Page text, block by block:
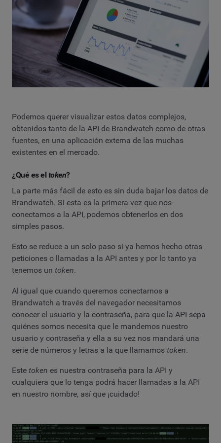
Podemos querer visualizar estos datos complejos,
obtenidos tanto de la API de Brandwatch como de otras
fuentes, en una aplicación externa de las muchas
existentes en el mercado.
¿Qué es eltoken?
La parte más fácil de esto es sin duda bajar los datos de
Brandwatch. Si esta es la primera vez que nos
conectamos a la API, podemos obtenerlos en dos
simples pasos.
Esto se reduce a un solo paso si ya hemos hecho otras
peticiones o llamadas a la API antes y por lo tanto ya
tenemos un token.
Al igual que cuando queremos conectarnos a
Brandwatch a través del navegador necesitamos
conocer el usuario y la contraseña, para que la API sepa
quiénes somos necesita que le mandemos nuestro
usuario y contraseña y ella a su vez nos mandará una
serie de números y letras a la que llamamos token.
Este token es nuestra contraseña para la API y
cualquiera que lo tenga podrá hacer llamadas a la API
en nuestro nombre, así que ¡cuidado!